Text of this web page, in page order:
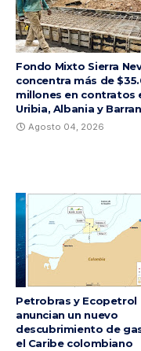
Fondo Mixto Sierra
concentra más de
millones en contratos
Uribia, Albania y
Agosto 04, 2026
Petrobras y Ecopetrol
anuncian un nuevo
descubrimiento de
el Caribe colombiano